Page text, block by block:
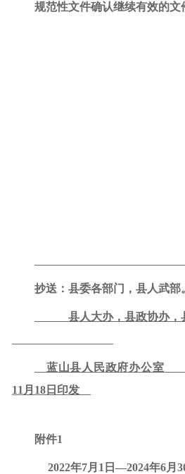
规范性文件确认继续有效的文
抄送：县委各部门，县人武部
县人大办，县政协办，
蓝山县人民政府办公室
11 月 18 日印发
附件1
2022年7月1日—2024年6月